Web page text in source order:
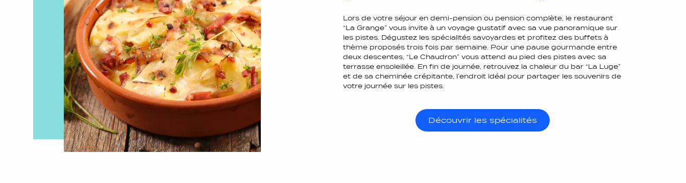
Lors de votre séjour en demi-pension ou pension complète, le restaurant
“La Grange” vous invite à un voyage gustatif avec sa vue panoramique sur
les pistes. Dégustez les spécialités savoyardes et profitez des buffets à
thème proposés trois fois par semaine. Pour une pause gourmande entre
deux descentes, “Le Chaudron” vous attend au pied des pistes avec sa
terrasse ensoleillée. En fin de journée, retrouvez la chaleur du bar “La Luge”
et de sa cheminée crépitante, l’endroit idéal pour partager les souvenirs de
votre journée sur les pistes.
Découvrir les spécialités